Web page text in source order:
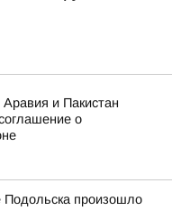
и Пакистан
о
Подольска произошло